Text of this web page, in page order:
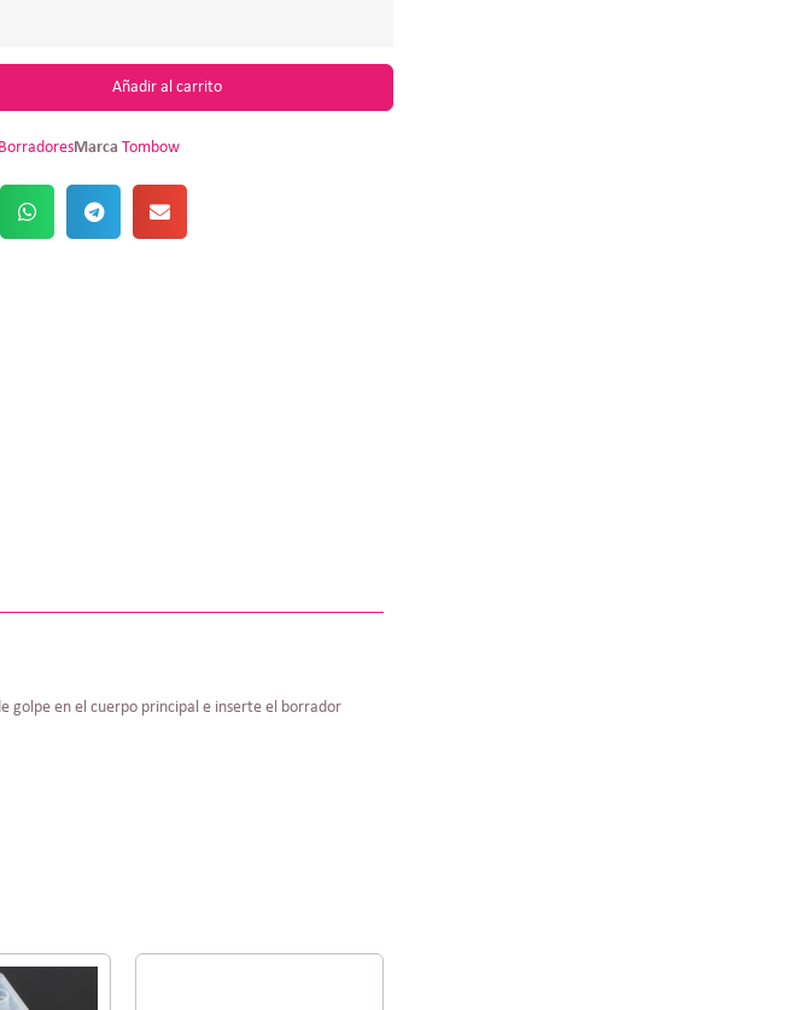
Añadir al carrito
BorradoresMarca Tombow
golpe en el cuerpo principal e inserte el borrador